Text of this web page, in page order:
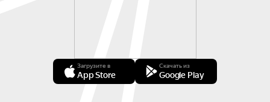
Загрузите в
App Store
Скачать из
Google Play